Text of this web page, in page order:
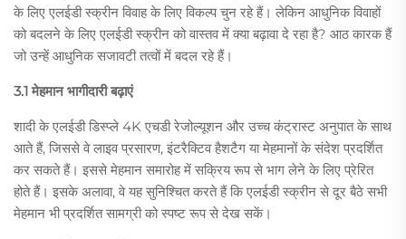
के लिए एलईडी स्क्रीन विवाह के लिए विकल्प चुन रहे हैं। लेकिन आधुनिक विवाहों
को बदलने के लिए एलईडी स्क्रीन को वास्तव में क्या बढ़ावा दे रहा है? आठ कारक हैं
जो उन्हें आधुनिक सजावटी तत्वों में बदल रहे हैं।
3.1 मेहमान भागीदारी बढ़ाएं
शादी के एलईडी डिस्प्ले 4K एचडी रेजोल्यूशन और उच्च कंट्रास्ट अनुपात के साथ
आते हैं, जिससे वे लाइव प्रसारण, इंटरैक्टिव हैशटैग या मेहमानों के संदेश प्रदर्शित
कर सकते हैं। इससे मेहमान समारोह में सक्रिय रूप से भाग लेने के लिए प्रेरित
होते हैं। इसके अलावा, वे यह सुनिश्चित करते हैं कि एलईडी स्क्रीन से दूर बैठे सभी
मेहमान भी प्रदर्शित सामग्री को स्पष्ट रूप से देख सकें।